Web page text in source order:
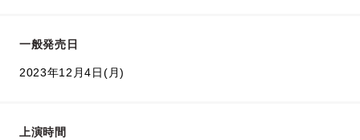
一般発売日
2023年12月4日(月)
上演時間